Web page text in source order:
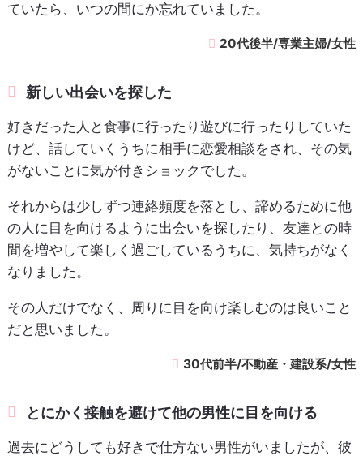
ていたら、いつの間にか忘れていました。
20代後半/専業主婦/女性
新しい出会いを探した
好きだった人と食事に行ったり遊びに行ったりしていた
けど、話していくうちに相手に恋愛相談をされ、その気
がないことに気が付きショックでした。
それからは少しずつ連絡頻度を落とし、諦めるために他
の人に目を向けるように出会いを探したり、友達との時
間を増やして楽しく過ごしているうちに、気持ちがなく
なりました。
その人だけでなく、周りに目を向け楽しむのは良いこと
だと思いました。
30代前半/不動産・建設系/女性
とにかく接触を避けて他の男性に目を向ける
過去にどうしても好きで仕方ない男性がいましたが、彼